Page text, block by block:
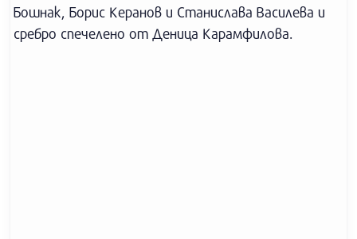
Бошнак, Борис Керанов и Станислава Василева и
сребро спечелено от Деница Карамфилова.